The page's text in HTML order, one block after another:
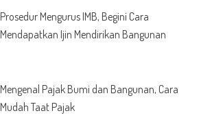
Prosedur Mengurus IMB, Begini Cara
Mendapatkan Ijin Mendirikan Bangunan
Mengenal Pajak Bumi dan Bangunan, Cara
Mudah Taat Pajak